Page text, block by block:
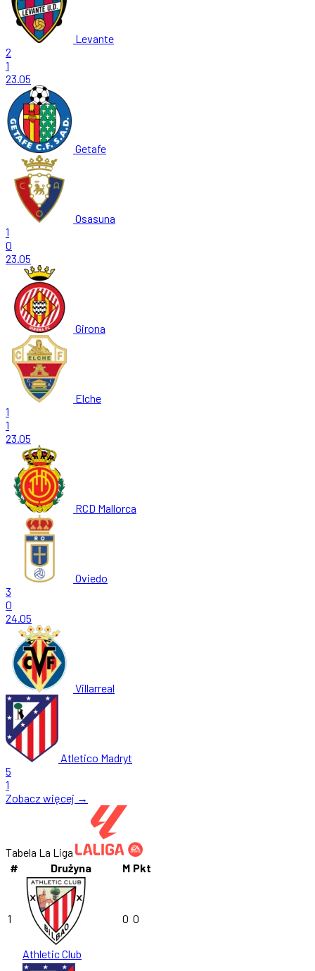
Levante
2
1
23.05
Getafe
Osasuna
1
0
23.05
Girona
Elche
1
1
23.05
RCD Mallorca
Oviedo
3
0
24.05
Villarreal
Atletico Madryt
5
1
Zobacz więcej →
Tabela La Liga
#
Drużyna M Pkt
1
Athletic Club
0 0